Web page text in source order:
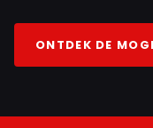
ONTDEK DE